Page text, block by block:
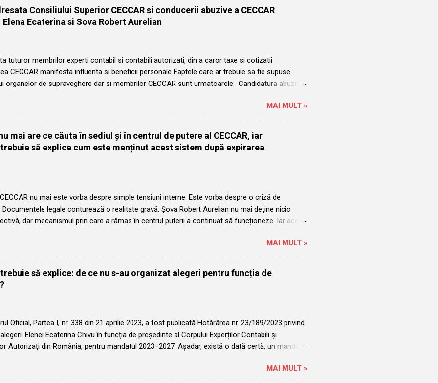
profesional. Declarațiile de candidatură, care înainte de 2016 erau mediatizate în mod
publicate pe site-urile filialelor târziu, discret și cu numai 3 zile înainte de termenul-limită.
Consiliului Superior CECCAR si conducerii abuzive a CECCAR
Ecaterina si Sova Robert Aurelian
tuturor membrilor experti contabil si contabili autorizati, din a caror taxe si cotizatii
CECCAR manifesta influenta si beneficii personale Faptele care ar trebuie sa fie supuse
organelor de supraveghere dar si membrilor CECCAR sunt urmatoarele: Candidatura abuziva
CECCAR din 7 aprile 2025: Șova Robert Aurelian a fost ales în octombrie 2014 și a avut două
câte 4 ani. Cel de-al doilea mandat a încetat in octombrie 2022, când a început mandatul
președinte ales, domnul Bunea Ștefan, care a demisionat în februarie 2023 in urma
constate in contabilitatea CECCAR si ascunse de Sova Robert Aurelian care in acel moment
de vicepresedinte. Conform prevederilor legale, Șova Robert Aurelian putea ocupa funcția
MAI MULT »
mai are ce căuta în sediul și în centrul de putere al CECCAR, iar
să explice cum este menținut acest sistem după expirarea
nu mai este vorba despre simple tensiuni interne. Este vorba despre o criză de
Documentele legale conturează o realitate gravă: Șova Robert Aurelian nu mai deține nicio
dar mecanismul prin care a rămas în centrul puterii a continuat să funcționeze. Iar acest
Aurelian își anunța în cercurile de încredere continuitatea la conducerea Corpului
Apoi, oricine a încercat să conducă efectiv a ieșit din joc. Ștefan Mihu a devenit incomod
vorbit despre reconstrucția din temelii a CECCAR. Alexandru Bunea a devenit incomod după ce
în contabilitatea organizației. În locul unei succesiuni normale, s-a instalat o formulă de
MAI MULT »
să explice: de ce nu s-au organizat alegeri pentru funcția de
Oficial, Partea I, nr. 338 din 21 aprilie 2023, a fost publicată Hotărârea nr. 23/189/2023 privind
Elenei Ecaterina Chivu în funcția de președinte al Corpului Experților Contabili și
Autorizați din România, pentru mandatul 2023–2027. Așadar, există o dată certă, un mandat
Ordonanța Guvernului nr. 65/1994 și Regulamentul de organizare și funcționare al CECCAR,
MAI MULT »